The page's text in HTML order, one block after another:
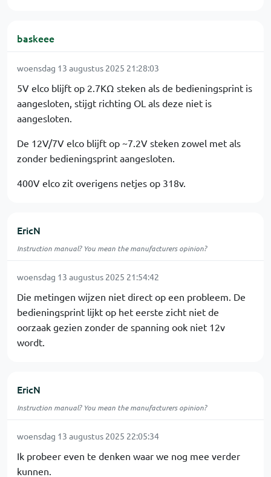
baskeee
woensdag 13 augustus 2025 21:28:03
5V elco blijft op 2.7KΩ steken als de bedieningsprint is
aangesloten, stijgt richting OL als deze niet is
aangesloten.
De 12V/7V elco blijft op ~7.2V steken zowel met als
zonder bedieningsprint aangesloten.
400V elco zit overigens netjes op 318v.
EricN
Instruction manual? You mean the manufacturers opinion?
woensdag 13 augustus 2025 21:54:42
Die metingen wijzen niet direct op een probleem. De
bedieningsprint lijkt op het eerste zicht niet de
oorzaak gezien zonder de spanning ook niet 12v
wordt.
EricN
Instruction manual? You mean the manufacturers opinion?
woensdag 13 augustus 2025 22:05:34
Ik probeer even te denken waar we nog mee verder
kunnen.